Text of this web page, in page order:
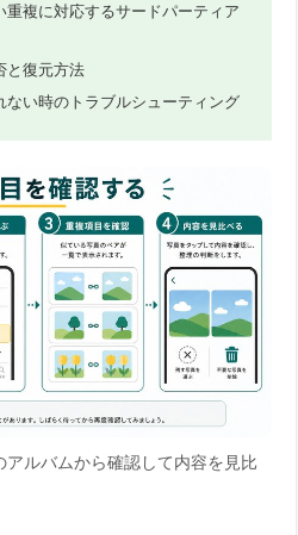
重複に対応するサードパーティア
と復元方法
ない時のトラブルシューティング
ルバムから確認して内容を見比